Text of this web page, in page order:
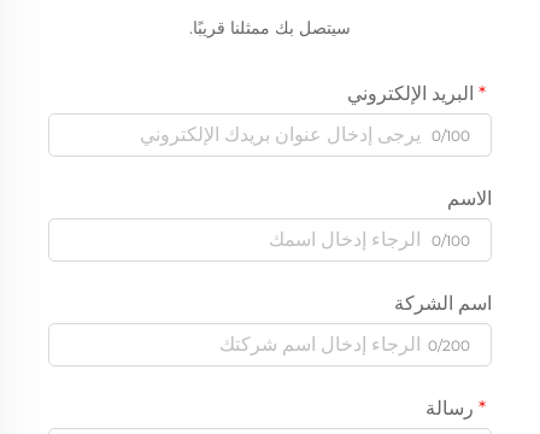
سيتصل بك ممثلنا قريبًا.
البريد الإلكتروني
0/100
الاسم
0/100
اسم الشركة
0/200
رسالة